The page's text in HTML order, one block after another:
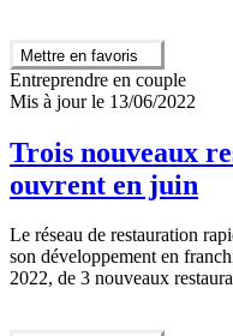
Mettre en favoris
Entreprendre en couple
Mis à jour le 13/06/2022
Trois nouveaux
ouvrent en juin
Le réseau de restauration
son développement en
2022, de 3 nouveaux